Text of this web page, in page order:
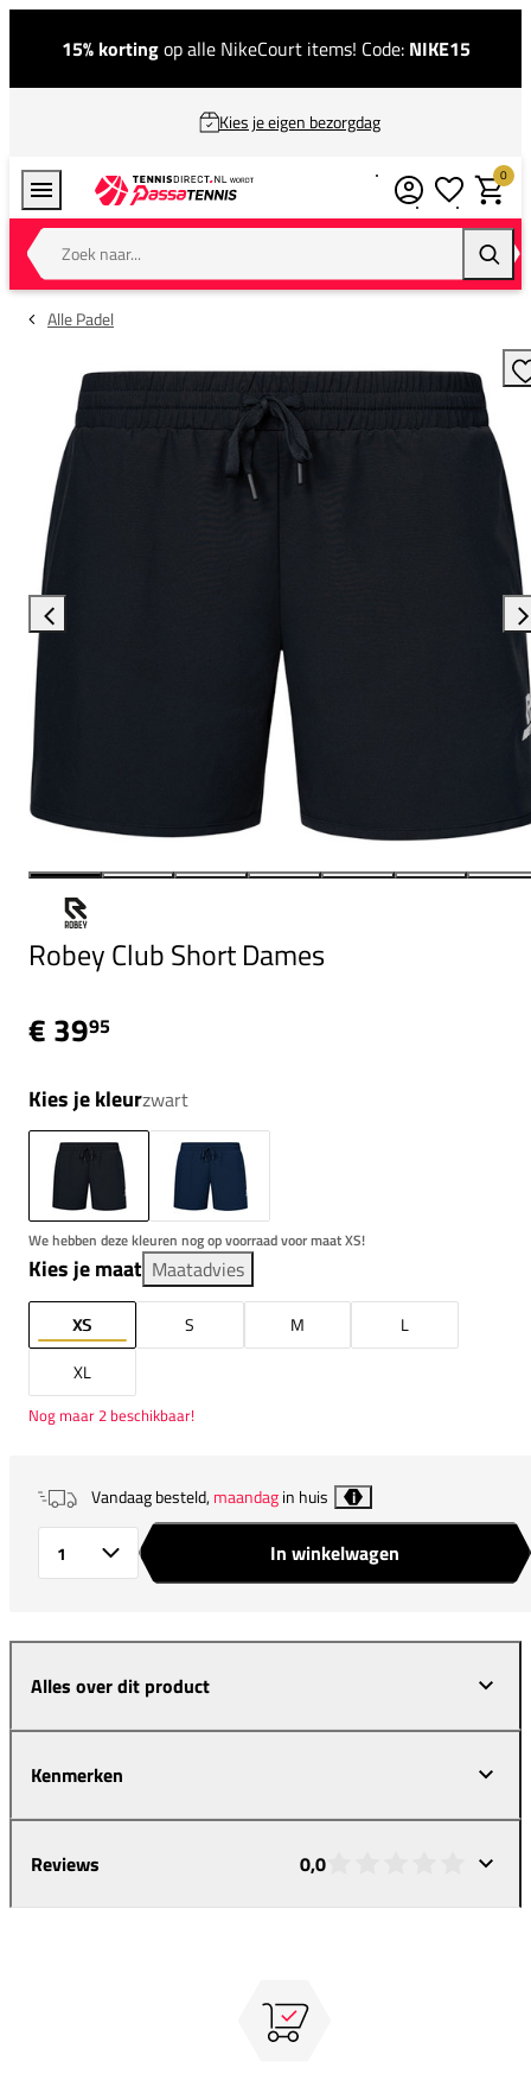
15% kortingop alle NikeCourt items! Code: NIKE15
Kies je eigen bezorgdag
Zoek naar...
0
Alle Padel
Robey Club Short Dames
€ 3995
Kies je kleurzwart
We hebben deze kleuren nog op voorraad voor maat XS!
Kies je maat Maatadvies
XS S M
L
XL
Nog maar 2 beschikbaar!
Vandaag besteld,maandagin huis i
In winkelwagen
Alles over dit product
Kenmerken
Reviews 0,0